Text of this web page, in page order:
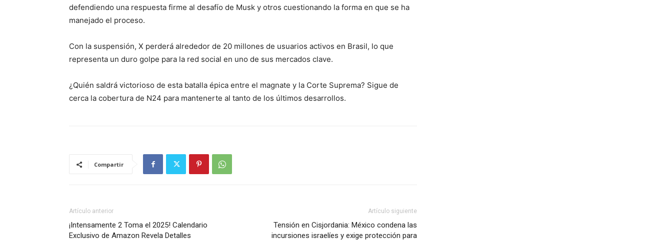
defendiendo una respuesta firme al desafío de Musk y otros cuestionando la forma en que se ha
manejado el proceso.
Con la suspensión, X perderá alrededor de 20 millones de usuarios activos en Brasil, lo que
representa un duro golpe para la red social en uno de sus mercados clave.
¿Quién saldrá victorioso de esta batalla épica entre el magnate y la Corte Suprema? Sigue de
cerca la cobertura de N24 para mantenerte al tanto de los últimos desarrollos.
Compartir
Artículo anterior
¡Intensamente 2 Toma el 2025! Calendario
Exclusivo de Amazon Revela Detalles
Artículo siguiente
Tensión en Cisjordania: México condena las
incursiones israelíes y exige protección para